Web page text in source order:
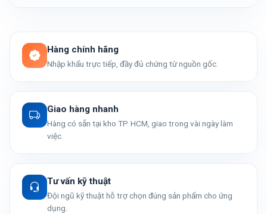
Hàng chính hãng
Nhập khẩu trực tiếp, đầy đủ chứng từ nguồn gốc.
Giao hàng nhanh
Hàng có sẵn tại kho TP. HCM, giao trong vài ngày làm
việc.
Tư vấn kỹ thuật
Đội ngũ kỹ thuật hỗ trợ chọn đúng sản phẩm cho ứng
dụng.